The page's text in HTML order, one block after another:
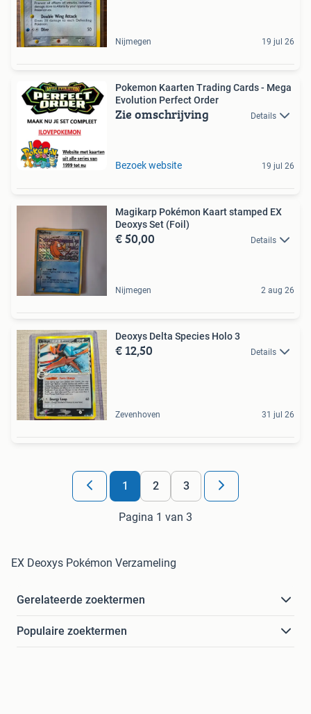
Nijmegen 19 jul 26
Pokemon Kaarten Trading Cards - Mega
Evolution Perfect Order
Zie omschrijving Details
Bezoek website 19 jul 26
Magikarp Pokémon Kaart stamped EX
Deoxys Set (Foil)
€ 50,00 Details
Nijmegen 2 aug 26
Deoxys Delta Species Holo 3
€ 12,50 Details
Zevenhoven 31 jul 26
1 2 3
Pagina 1 van 3
EX Deoxys Pokémon Verzameling
Gerelateerde zoektermen
Populaire zoektermen